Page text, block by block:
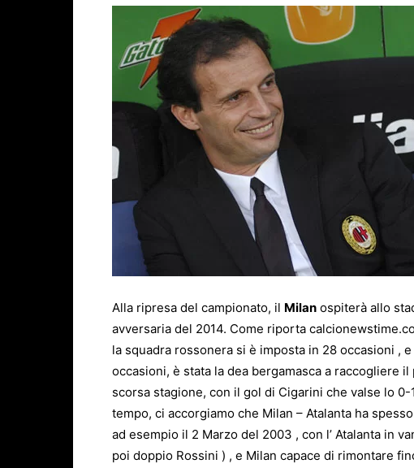
Alla ripresa del campionato, il Milan ospiterà allo
avversaria del 2014. Come riporta
la squadra rossonera si è imposta in 28 occasioni ,
occasioni, è stata la dea bergamasca a raccogliere
scorsa stagione, con il gol di Cigarini che valse lo
tempo, ci accorgiamo che Milan – Atalanta ha
ad esempio il 2 Marzo del 2003 , con l’ Atalanta in
poi doppio Rossini ) , e Milan capace di rimontare